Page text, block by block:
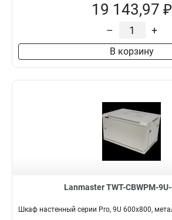
19 143,97 ₽
– +
В корзину
Lanmaster TWT-CBWPM-
Шкаф настенный серии Pro, 9U 600x800,